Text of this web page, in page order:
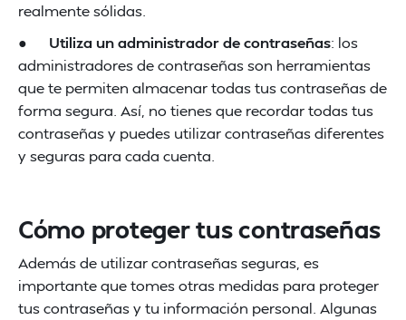
realmente sólidas.
● Utiliza un administrador de contraseñas: los
administradores de contraseñas son herramientas
que te permiten almacenar todas tus contraseñas de
forma segura. Así, no tienes que recordar todas tus
contraseñas y puedes utilizar contraseñas diferentes
y seguras para cada cuenta.
Cómo proteger tus contraseñas
Además de utilizar contraseñas seguras, es
importante que tomes otras medidas para proteger
tus contraseñas y tu información personal. Algunas